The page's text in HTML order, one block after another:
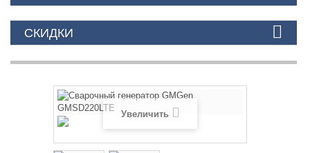
СКИДКИ
Увеличить